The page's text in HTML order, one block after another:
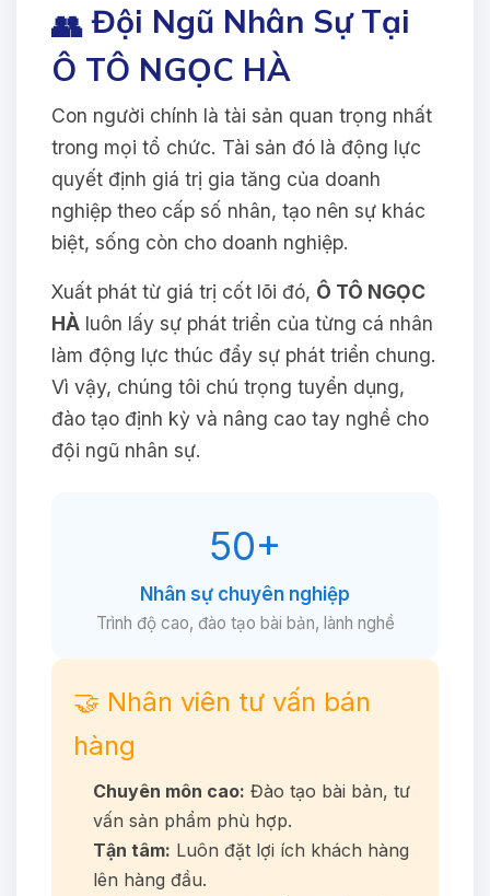
👥 Đội Ngũ Nhân Sự Tại
Ô TÔ NGỌC HÀ
Con người chính là tài sản quan trọng nhất
trong mọi tổ chức. Tài sản đó là động lực
quyết định giá trị gia tăng của doanh
nghiệp theo cấp số nhân, tạo nên sự khác
biệt, sống còn cho doanh nghiệp.
Xuất phát từ giá trị cốt lõi đó, Ô TÔ NGỌC
HÀ luôn lấy sự phát triển của từng cá nhân
làm động lực thúc đẩy sự phát triển chung.
Vì vậy, chúng tôi chú trọng tuyển dụng,
đào tạo định kỳ và nâng cao tay nghề cho
đội ngũ nhân sự.
50+
Nhân sự chuyên nghiệp
Trình độ cao, đào tạo bài bản, lành nghề
🤝 Nhân viên tư vấn bán
hàng
Chuyên môn cao: Đào tạo bài bản, tư
vấn sản phẩm phù hợp.
Tận tâm: Luôn đặt lợi ích khách hàng
lên hàng đầu.